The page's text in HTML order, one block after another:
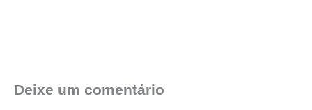
Deixe um comentário